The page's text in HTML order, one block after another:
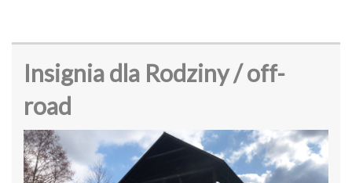
Insignia dla Rodziny / off-
road